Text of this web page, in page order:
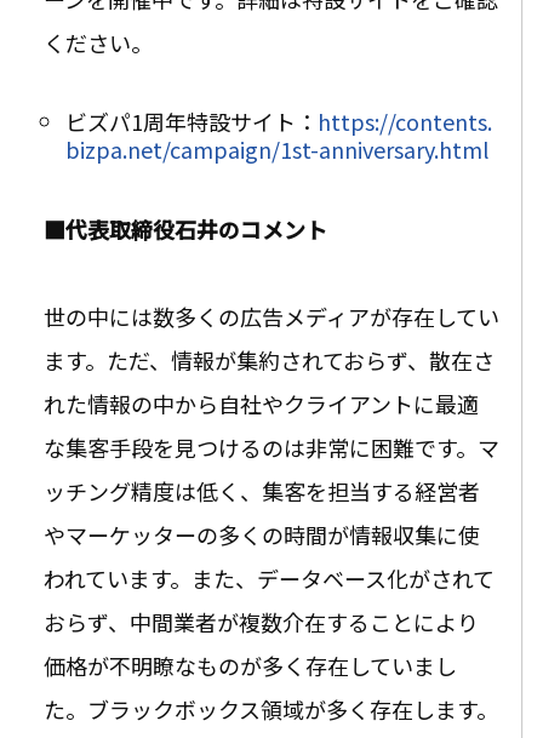
ください。
ビズパ1周年特設サイト： https://contents.
bizpa.net/campaign/1st-anniversary.html
■代表取締役石井のコメント
世の中には数多くの広告メディアが存在してい
ます。ただ、情報が集約されておらず、散在さ
れた情報の中から自社やクライアントに最適
な集客手段を見つけるのは非常に困難です。マ
ッチング精度は低く、集客を担当する経営者
やマーケッターの多くの時間が情報収集に使
われています。また、データベース化がされて
おらず、中間業者が複数介在することにより
価格が不明瞭なものが多く存在していまし
た。ブラックボックス領域が多く存在します。